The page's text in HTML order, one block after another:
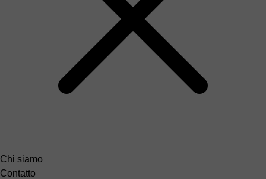
Chi siamo
Contatto